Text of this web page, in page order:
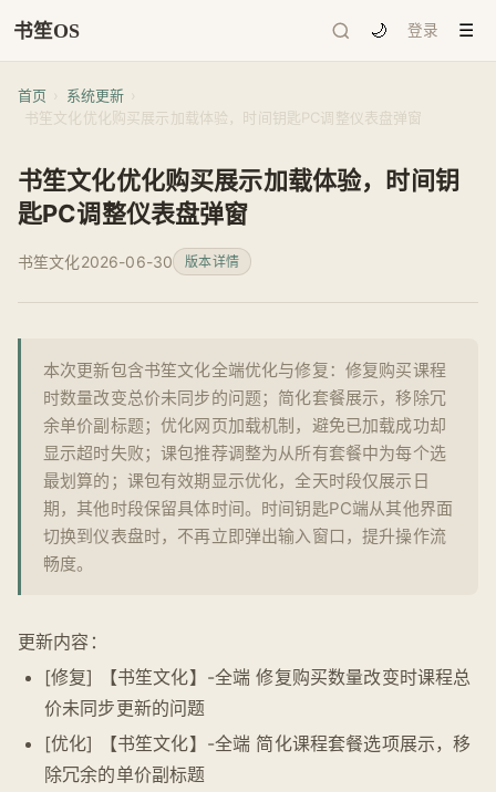
书笙OS 🌙 登录 ☰
首页 系统更新
书笙文化优化购买展示加载体验，时间钥匙PC调整仪表盘弹窗
书笙文化优化购买展示加载体验，时间钥
匙PC调整仪表盘弹窗
书笙文化2026-06-30 版本详情
本次更新包含书笙文化全端优化与修复：修复购买课程
时数量改变总价未同步的问题；简化套餐展示，移除冗
余单价副标题；优化网页加载机制，避免已加载成功却
显示超时失败；课包推荐调整为从所有套餐中为每个选
最划算的；课包有效期显示优化，全天时段仅展示日
期，其他时段保留具体时间。时间钥匙PC端从其他界面
切换到仪表盘时，不再立即弹出输入窗口，提升操作流
畅度。
更新内容：
[修复] 【书笙文化】-全端 修复购买数量改变时课程总
价未同步更新的问题
[优化] 【书笙文化】-全端 简化课程套餐选项展示，移
除冗余的单价副标题